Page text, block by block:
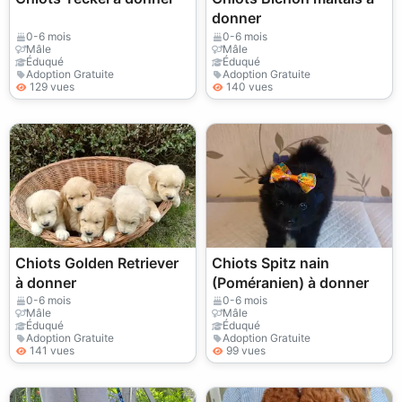
0-6 mois
Mâle
Éduqué
Adoption Gratuite
129 vues
donner
0-6 mois
Mâle
Éduqué
Adoption Gratuite
140 vues
Chiots Golden Retriever
à donner
0-6 mois
Mâle
Éduqué
Adoption Gratuite
141 vues
Chiots Spitz nain
(Poméranien) à donner
0-6 mois
Mâle
Éduqué
Adoption Gratuite
99 vues